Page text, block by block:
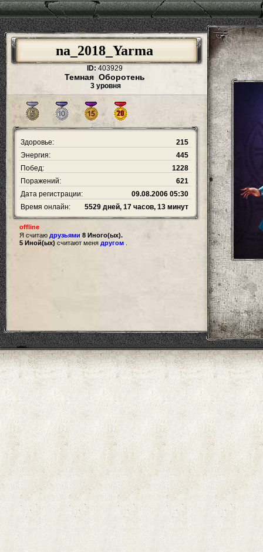
na_2018_Yarma
ID: 403929
Темная Оборотень
3 уровня
Здоровье:
215
Энергия:
445
Побед:
1228
Поражений:
621
Дата регистрации:
09.08.2006 05:30
Время онлайн:
5529 дней, 17 часов, 13 минут
offline
Я считаю друзьями 8 Иного(ых).
5 Иной(ых) считают меня другом